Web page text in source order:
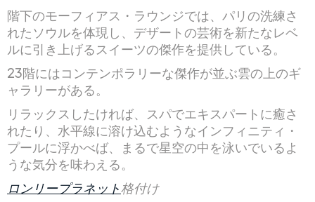
階下のモーフィアス・ラウンジでは、パリの洗練さ
れたソウルを体現し、デザートの芸術を新たなレベ
ルに引き上げるスイーツの傑作を提供している。
23階にはコンテンポラリーな傑作が並ぶ雲の上のギ
ャラリーがある。
リラックスしたければ、スパでエキスパートに癒さ
れたり、水平線に溶け込むようなインフィニティ・
プールに浮かべば、まるで星空の中を泳いでいるよ
うな気分を味わえる。
ロンリープラネット格付け